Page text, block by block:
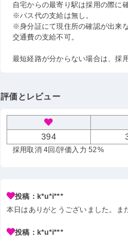
自宅からの最寄り駅は採用の際に
※バス代の支給は無し。
※身分証にて現住所の確認が出来
交通費の支給不可。
最短経路が分からない場合は、採
評価とレビュー
394
採用取消 4回 /評価入力 52%
投稿：k*u*i***
本日はありがとうございました。ま
投稿：k*u*i***